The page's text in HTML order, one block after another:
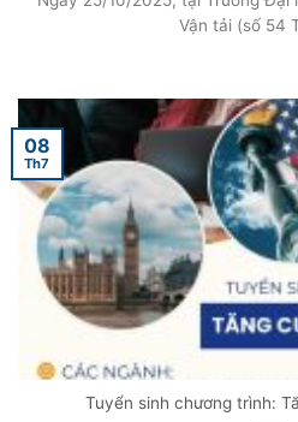
Vận tải (số 54
Tuyển sinh chương trình:
08
Th7